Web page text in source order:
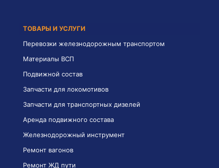
ТОВАРЫ И УСЛУГИ
Перевозки железнодорожным транспортом
Материалы ВСП
Подвижной состав
Запчасти для локомотивов
Запчасти для транспортных дизелей
Аренда подвижного состава
Железнодорожный инструмент
Ремонт вагонов
Ремонт ЖД пути